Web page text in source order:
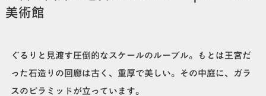
美術館
ぐるりと見渡す圧倒的なスケールのルーブル。もとは王宮だ
った石造りの回廊は古く、重厚で美しい。その中庭に、ガラ
スのピラミッドが立っています。